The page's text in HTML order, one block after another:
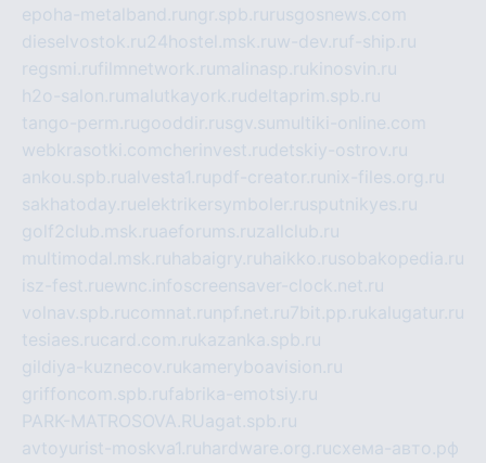
epoha-metalband.ru ngr.spb.ru rusgosnews.com
dieselvostok.ru24hostel.msk.ruw-dev.ruf-ship.ru
regsmi.rufilmnetwork.ru malinasp.rukinosvin.ru
h2o-salon.ru malutkayork.rudeltaprim.spb.ru
tango-perm.rugooddir.rusgv.su multiki-online.com
webkrasotki.comcherinvest.rudetskiy-ostrov.ru
ankou.spb.rualvesta1.rupdf-creator.ru nix-files.org.ru
sakhatoday.ruelektrikersymboler.rusputnikyes.ru
golf2club.msk.ruaeforums.ruzallclub.ru
multimodal.msk.ru habaigry.ru haikko.rusobakopedia.ru
isz-fest.ruewnc.infoscreensaver-clock.net.ru
volnav.spb.rucomnat.ru npf.net.ru7bit.pp.rukalugatur.ru
tesiaes.rucard.com.rukazanka.spb.ru
gildiya-kuznecov.rukameryboavision.ru
griffoncom.spb.rufabrika-emotsiy.ru
PARK-MATROSOVA.RUagat.spb.ru
avtoyurist-moskva1.ru hardware.org.ruсхема-авто.рф